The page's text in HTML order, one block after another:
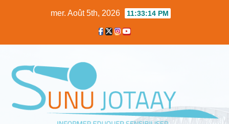
mer. Août 5th, 2026 11:33:15 PM